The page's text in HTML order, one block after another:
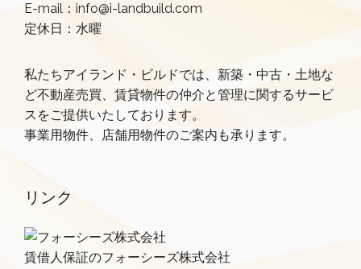
E-mail：info@i-landbuild.com
定休日：水曜
私たちアイランド・ビルドでは、新築・中古・土地な
ど不動産売買、賃貸物件の仲介と管理に関するサービ
スをご提供いたしております。
事業用物件、店舗用物件のご案内も承ります。
リンク
賃借人保証のフォーシーズ株式会社